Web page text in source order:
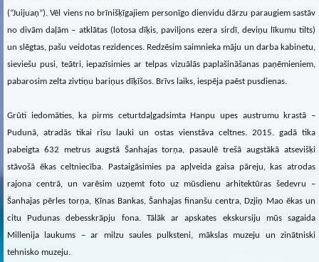
(“Juijuaņ”). Vēl viens no brīnišķīgajiem personīgo dienvidu dārzu paraugiem sastāv
no divām daļām – atklātas (lotosa dīķis, paviljons ezera sirdī, deviņu līkumu tilts)
un slēgtas, pašu veidotas rezidences. Redzēsim saimnieka māju un darba kabinetu,
sieviešu pusi, teātri, iepazīsimies ar telpas vizuālās paplašināšanas paņēmieniem,
pabarosim zelta zivtiņu bariņus dīķīšos. Brīvs laiks, iespēja paēst pusdienas.
Grūti iedomāties, ka pirms ceturtdaļgadsimta Hanpu upes austrumu krastā –
Pudunā, atradās tikai rīsu lauki un ostas vienstāva celtnes. 2015. gadā tika
pabeigta 632 metrus augstā Šanhajas torņa, pasaulē trešā augstākā atsevišķi
stāvošā ēkas celtniecība. Pastaigāsimies pa apļveida gaisa pāreju, kas atrodas
rajona centrā, un varēsim uzņemt foto uz mūsdienu arhitektūras šedevru –
Šanhajas pērles torņa, Ķīnas Bankas, Šanhajas finanšu centra, Dzjiņ Mao ēkas un
citu Pudunas debesskrāpju fona. Tālāk ar apskates ekskursiju mūs sagaida
Millenija laukums – ar milzu saules pulksteni, mākslas muzeju un zinātniski
tehnisko muzeju.